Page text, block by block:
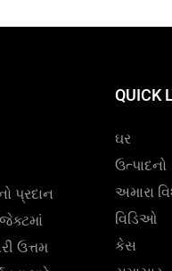
પ્રદાન
ઉત્તમ
QUICK
ઘર
ઉત્પાદનો
અમારા
વિડિઓ
કેસ